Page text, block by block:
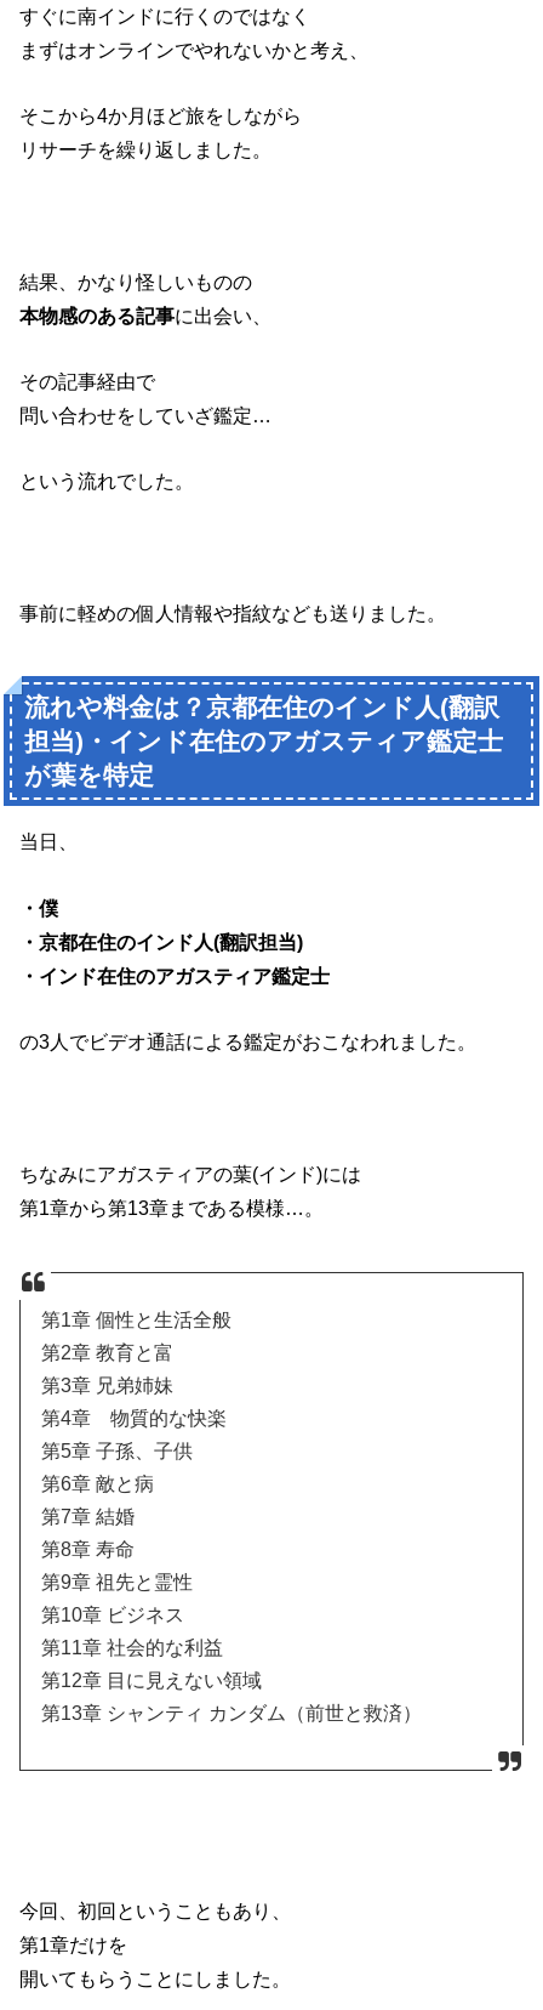
すぐに南インドに行くのではなく
まずはオンラインでやれないかと考え、
そこから4か月ほど旅をしながら
リサーチを繰り返しました。
結果、かなり怪しいものの
本物感のある記事に出会い、
その記事経由で
問い合わせをしていざ鑑定…
という流れでした。
事前に軽めの個人情報や指紋なども送りました。
流れや料金は？京都在住のインド人(翻訳
担当)・インド在住のアガスティア鑑定士
が葉を特定
当日、
・僕
・京都在住のインド人(翻訳担当)
・インド在住のアガスティア鑑定士
の3人でビデオ通話による鑑定がおこなわれました。
ちなみにアガスティアの葉(インド)には
第1章から第13章まである模様…。
第1章 個性と生活全般
第2章 教育と富
第3章 兄弟姉妹
第4章 物質的な快楽
第5章 子孫、子供
第6章 敵と病
第7章 結婚
第8章 寿命
第9章 祖先と霊性
第10章 ビジネス
第11章 社会的な利益
第12章 目に見えない領域
第13章 シャンティ カンダム（前世と救済）
今回、初回ということもあり、
第1章だけを
開いてもらうことにしました。